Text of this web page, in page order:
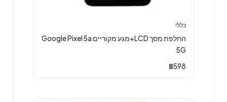
כללי
החלפת מסך LCD+מגע מקוריים Google Pixel 5a
5G
₪598